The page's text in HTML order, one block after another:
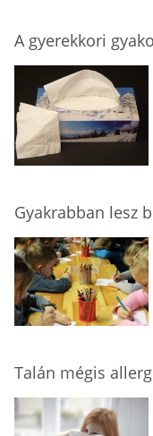
A gyerekkori
Gyakrabban lesz
Talán mégis